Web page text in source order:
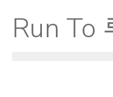
Run To